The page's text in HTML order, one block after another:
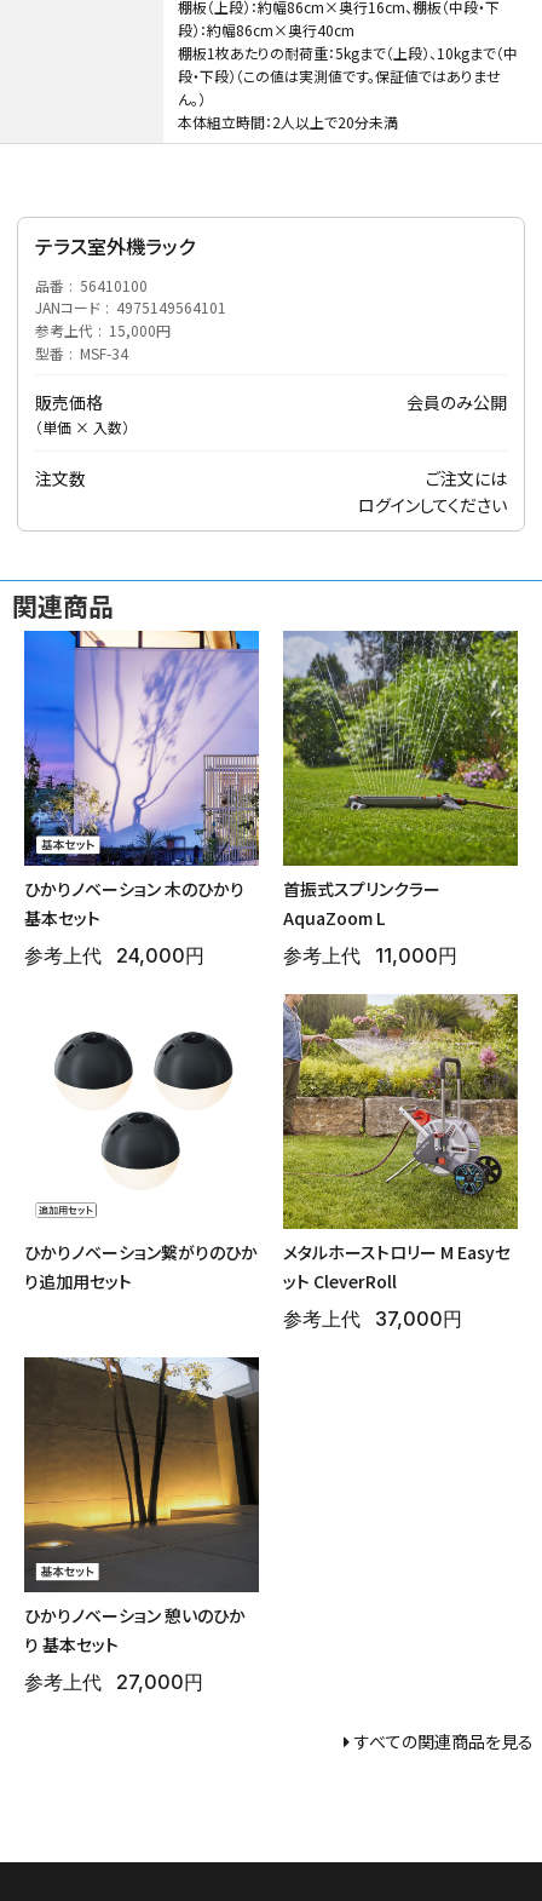
収納庫・室外機カバー 温室
棚板（上段）：約幅86cm×奥行16cm、棚板（中段・下
段）：約幅86cm×奥行40cm
棚板1枚あたりの耐荷重：5kgまで（上段）、10kgまで（中
段・下段）（この値は実測値です。保証値ではありませ
ん。）
本体組立時間：2人以上で20分未満
テラス室外機ラック
品番
56410100
JANコード
4975149564101
参考上代
15,000円
型番
MSF-34
販売価格
（単価 × 入数）
会員のみ公開
注文数
ご注文には
ログインしてください
関連商品
ひかりノベーション 木のひかり
基本セット
参考上代
24,000円
首振式スプリンクラー
AquaZoom L
参考上代
11,000円
ひかりノベーション繋がりのひか
り追加用セット
メタルホーストロリー M Easyセ
ット CleverRoll
参考上代
37,000円
ひかりノベーション 憩いのひか
り 基本セット
参考上代
27,000円
すべての関連商品を見る